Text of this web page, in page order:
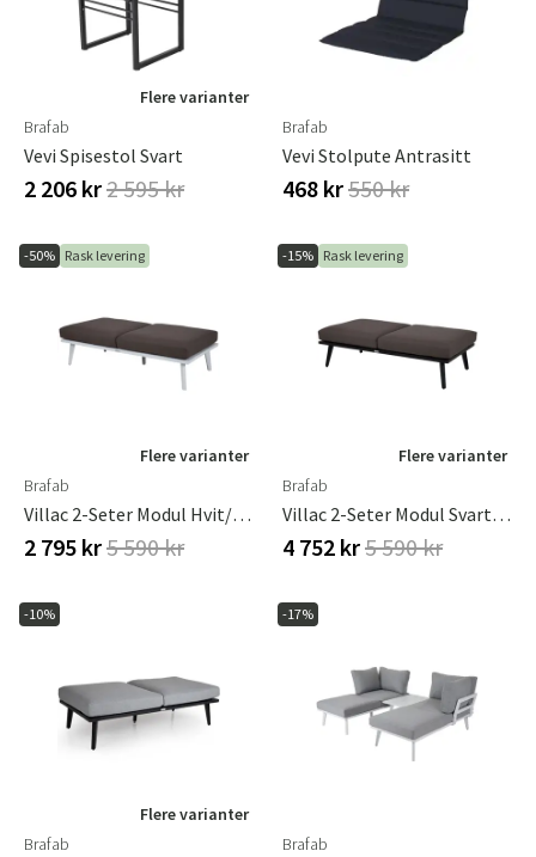
Flere varianter
Brafab
Vevi Spisestol Svart
2 206 kr2 595 kr
Brafab
Vevi Stolpute Antrasitt
468 kr550 kr
-50% Rask levering
Flere varianter
Brafab
Villac 2-Seter Modul Hvit/brun Brafab
2 795 kr5 590 kr
-15% Rask levering
Flere varianter
Brafab
Villac 2-Seter Modul Svart/brun Brafab
4 752 kr5 590 kr
-10%
Flere varianter
Brafab
-17%
Brafab